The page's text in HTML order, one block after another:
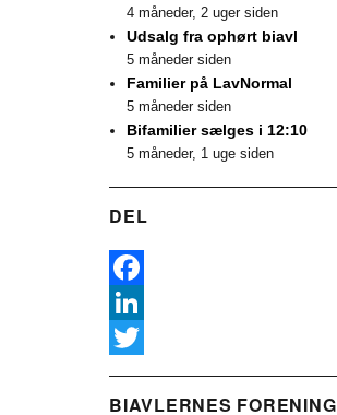
4 måneder, 2 uger siden
Udsalg fra ophørt biavl
5 måneder siden
Familier på LavNormal
5 måneder siden
Bifamilier sælges i 12:10
5 måneder, 1 uge siden
DEL
F
a
e
L
nw
BIAVLERNES FORENING